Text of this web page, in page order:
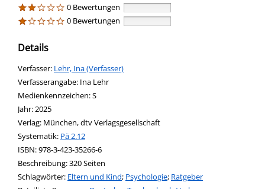
0 Bewertungen
0 Bewertungen
Details
Verfasser: Suche nach diesem Verfasser
Lehr, Ina (Verfasser)
Verfasserangabe: Ina Lehr
Medienkennzeichen:S
Jahr:2025
Verlag: München, dtv Verlagsgesellschaft
opens in new tab
Diesen Link in neuem Tab öffnen
Systematik: Suche nach dieser Systematik
Pä 2.12
Suche nach diesem Interessenskreis
ISBN:978-3-423-35266-6
Beschreibung:320 Seiten
Schlagwörter: Eltern und Kind; Psychologie; Ratgeber